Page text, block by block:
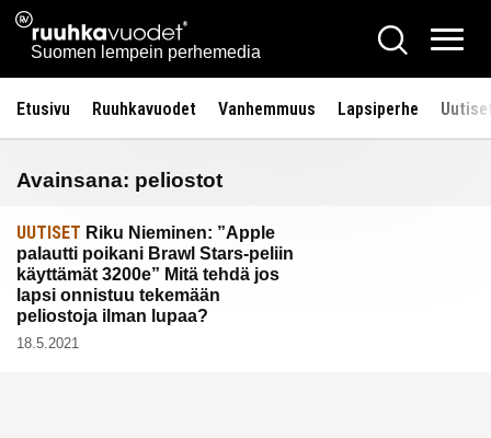
Siirry
sisältöön
Ruuhkavuodet.fi
Suomen lempein perhemedia
Hae
Etusivu Ruuhkavuodet Vanhemmuus Lapsiperhe
Avainsana: peliostot
UUTISET Riku Nieminen: ”Apple
palautti poikani Brawl Stars-peliin
käyttämät 3200e” Mitä tehdä jos
lapsi onnistuu tekemään
peliostoja ilman lupaa?
18.5.2021